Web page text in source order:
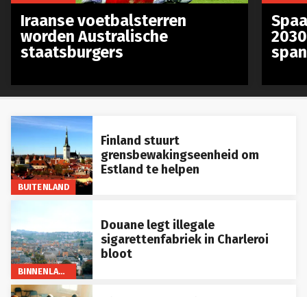
BUITENLAND
Finland stuurt
grensbewakingseenheid om
Estland te helpen
BINNENLAND
Douane legt illegale
sigarettenfabriek in Charleroi
bloot
Iraanse voetbalsterren
worden Australische
staatsburgers